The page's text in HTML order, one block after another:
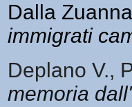
Dalla
immigrati
Deplano V.,
memoria